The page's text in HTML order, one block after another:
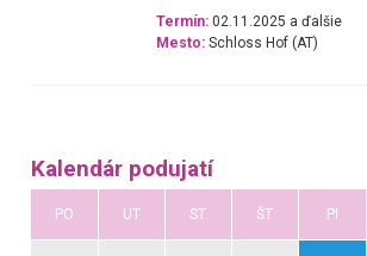
Termín: 02.11.2025 a ďalšie
Mesto: Schloss Hof (AT)
Kalendár podujatí
PO UT ST ŠT PI